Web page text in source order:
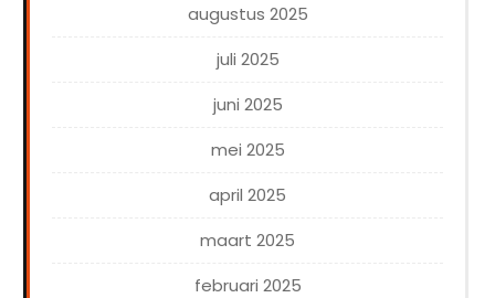
augustus 2025
juli 2025
juni 2025
mei 2025
april 2025
maart 2025
februari 2025